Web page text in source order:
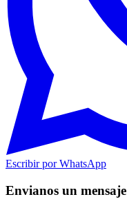
Escribir por WhatsApp
Envianos un mensaje